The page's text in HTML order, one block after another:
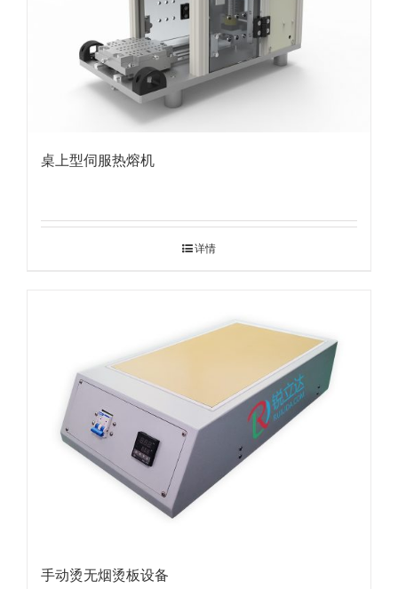
桌上型伺服热熔机
详情
手动烫无烟烫板设备